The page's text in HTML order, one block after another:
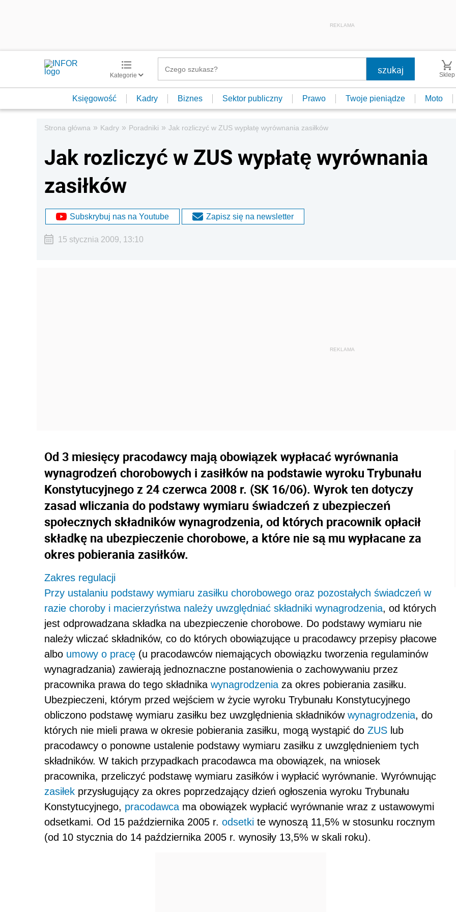
REKLAMA
Kategorie Sklep
Księgowość Kadry Biznes Sektor publiczny Prawo Twoje pieniądze Moto
Strona główna » Kadry » Poradniki » Jak rozliczyć w ZUS wypłatę wyrównania zasiłków
Jak rozliczyć w ZUS wypłatę wyrównania
zasiłków
Subskrybuj nas na Youtube Zapisz się na newsletter
15 stycznia 2009, 13:10
Od 3 miesięcy pracodawcy mają obowiązek wypłacać wyrównania
wynagrodzeń chorobowych i zasiłków na podstawie wyroku Trybunału
Konstytucyjnego z 24 czerwca 2008 r. (SK 16/06). Wyrok ten dotyczy
zasad wliczania do podstawy wymiaru świadczeń z ubezpieczeń
społecznych składników wynagrodzenia, od których pracownik opłacił
składkę na ubezpieczenie chorobowe, a które nie są mu wypłacane za
okres pobierania zasiłków.
Zakres regulacji
Przy ustalaniu podstawy wymiaru zasiłku chorobowego oraz pozostałych świadczeń w
razie choroby i macierzyństwa należy uwzględniać składniki wynagrodzenia, od których
jest odprowadzana składka na ubezpieczenie chorobowe. Do podstawy wymiaru nie
należy wliczać składników, co do których obowiązujące u pracodawcy przepisy płacowe
albo umowy o pracę (u pracodawców niemających obowiązku tworzenia regulaminów
wynagradzania) zawierają jednoznaczne postanowienia o zachowywaniu przez
pracownika prawa do tego składnika wynagrodzenia za okres pobierania zasiłku.
Ubezpieczeni, którym przed wejściem w życie wyroku Trybunału Konstytucyjnego
obliczono podstawę wymiaru zasiłku bez uwzględnienia składników wynagrodzenia, do
których nie mieli prawa w okresie pobierania zasiłku, mogą wystąpić do ZUS lub
pracodawcy o ponowne ustalenie podstawy wymiaru zasiłku z uwzględnieniem tych
składników. W takich przypadkach pracodawca ma obowiązek, na wniosek
pracownika, przeliczyć podstawę wymiaru zasiłków i wypłacić wyrównanie. Wyrównując
zasiłek przysługujący za okres poprzedzający dzień ogłoszenia wyroku Trybunału
Konstytucyjnego, pracodawca ma obowiązek wypłacić wyrównanie wraz z ustawowymi
odsetkami. Od 15 października 2005 r. odsetki te wynoszą 11,5% w stosunku rocznym
(od 10 stycznia do 14 października 2005 r. wynosiły 13,5% w skali roku).